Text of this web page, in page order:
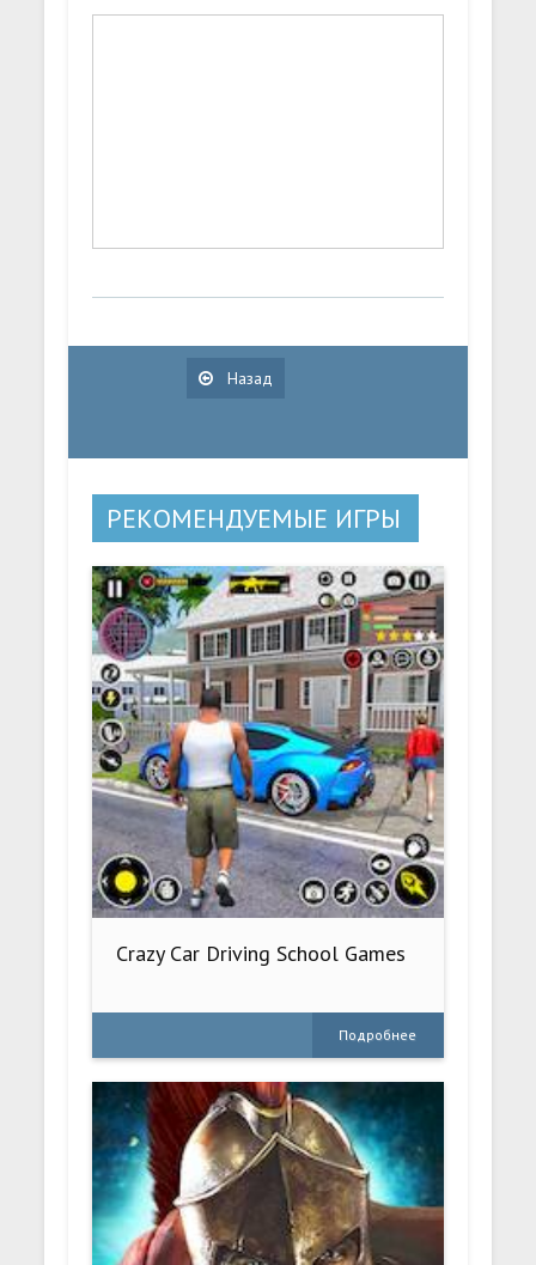
Назад
РЕКОМЕНДУЕМЫЕ ИГРЫ
Crazy Car Driving School Games
Подробнее